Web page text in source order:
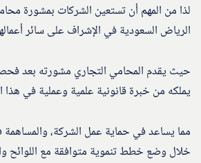
لذا من المهم أن تستعين الشركات بمشورة
الرياض السعودية في الإشراف على سائر
حيث يقدم المحامي التجاري مشورته بعد فحص
يملكه من خبرة قانونية علمية وعملية في هذا
مما يساعد في حماية عمل الشركة،
خلال وضع خطط تنموية متوافقة مع اللوائح